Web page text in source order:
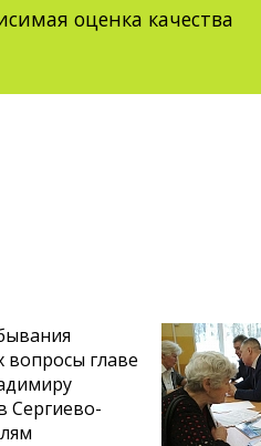
оценка качества
главе
Сергиево-